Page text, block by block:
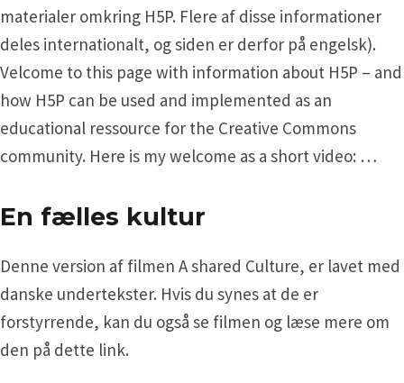
materialer omkring H5P. Flere af disse informationer
deles internationalt, og siden er derfor på engelsk).
Velcome to this page with information about H5P – and
how H5P can be used and implemented as an
educational ressource for the Creative Commons
community. Here is my welcome as a short video: …
En fælles kultur
Denne version af filmen A shared Culture, er lavet med
danske undertekster. Hvis du synes at de er
forstyrrende, kan du også se filmen og læse mere om
den på dette link.